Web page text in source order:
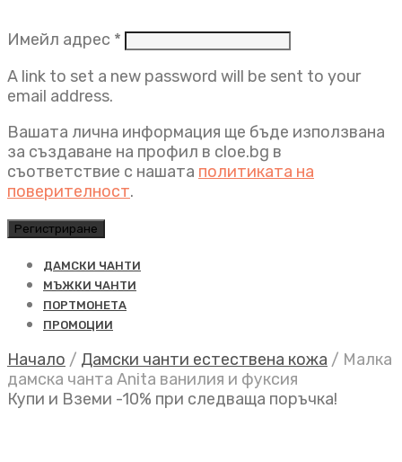
Имейл адрес * Задължително
A link to set a new password will be sent to your
email address.
Вашата лична информация ще бъде използвана
за създаване на профил в cloe.bg в
съответствие с нашата политиката на
поверителност.
Регистриране
ДАМСКИ ЧАНТИ
МЪЖКИ ЧАНТИ
ПОРТМОНЕТА
ПРОМОЦИИ
Начало / Дамски чанти естествена кожа / Малка
дамска чанта Anita ванилия и фуксия
Купи и Вземи -10% при следваща поръчка!